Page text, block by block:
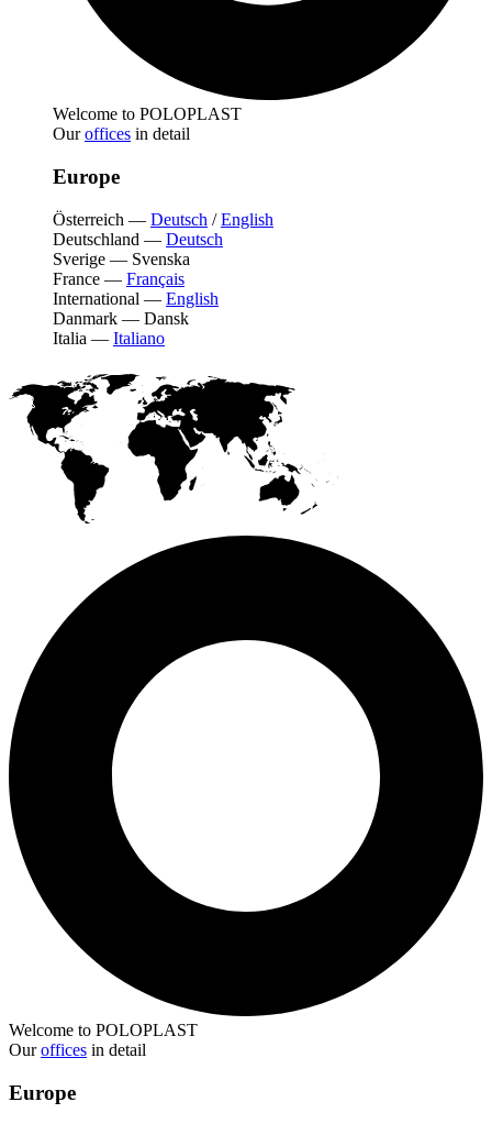
Welcome to POLOPLAST
Ouroffices in detail
Europe
Österreich — Deutsch /English
Deutschland — Deutsch
Sverige — Svenska
France — Français
International — English
Danmark — Dansk
Italia — Italiano
Welcome to POLOPLAST
Ouroffices in detail
Europe